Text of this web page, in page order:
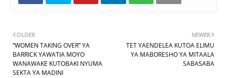
NEWER
TET YAENDELEA KUTOA ELIMU
YA MABORESHO YA MITAALA
SABASABA
OLDER
“WOMEN TAKING OVER” YA
BARRICK YAWATIA MOYO
WANAWAKE KUTOBAKI NYUMA
SEKTA YA MADINI